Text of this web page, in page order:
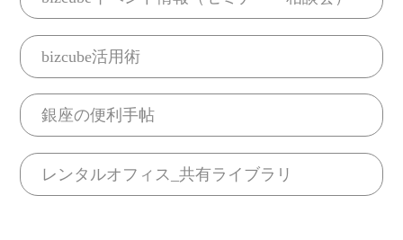
bizcube活用術
銀座の便利手帖
レンタルオフィス_共有ライブラリ